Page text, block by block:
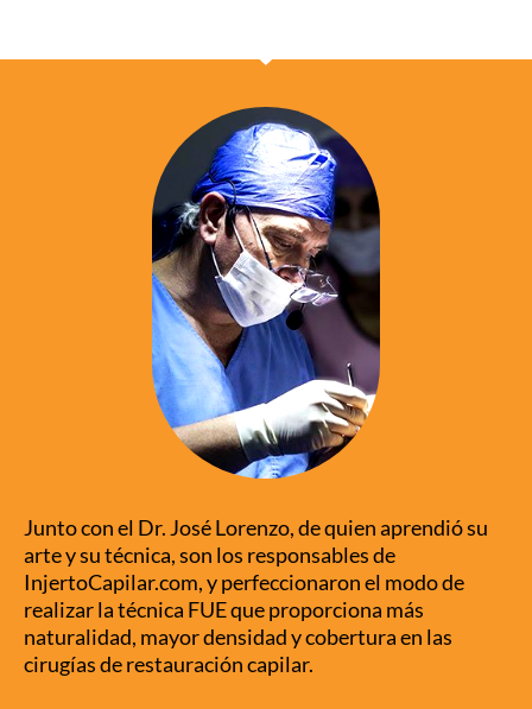
Junto con el Dr. José Lorenzo, de quien aprendió su
arte y su técnica, son los responsables de
InjertoCapilar.com, y perfeccionaron el modo de
realizar la técnica FUE que proporciona más
naturalidad, mayor densidad y cobertura en las
cirugías de restauración capilar.